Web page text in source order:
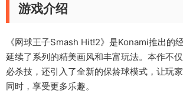
游戏介绍
《网球王子Smash Hit!2》是Konami推出的
延续了系列的精美画风和丰富玩法。本作不
必杀技，还引入了全新的保龄球模式，让玩
同时，享受更多乐趣。